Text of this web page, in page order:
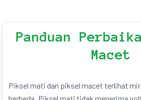
Panduan
Macet
Piksel mati dan piksel macet terlihat